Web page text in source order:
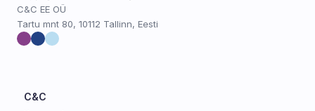
C&C
C&C EE OÜ
Tartu mnt 80, 10112 Tallinn, Eesti